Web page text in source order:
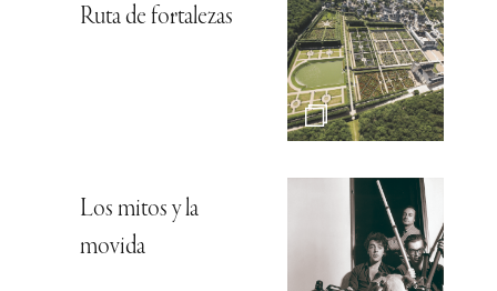
Ruta de fortalezas
Los mitos y la
movida